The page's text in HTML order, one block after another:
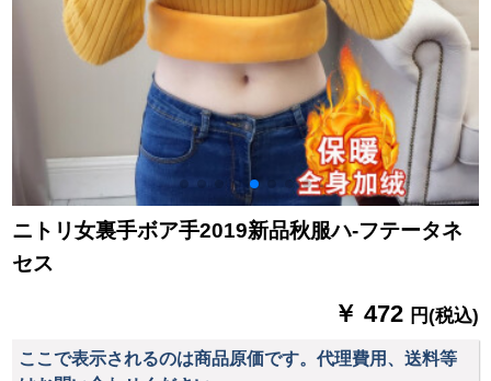
ニトリ女裏手ボア手2019新品秋服ハ-フテータネ
セス
￥ 472 円(税込)
ここで表示されるのは商品原価です。代理費用、送料等